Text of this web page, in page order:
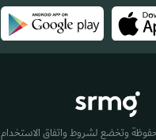
وتخضع لشروط واتفاق الاستخدام